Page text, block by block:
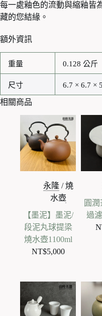
每一處釉色的流動與縮釉皆
藏的您結緣。
額外資訊
重量 0.128 公斤
尺寸 6.7 × 6.7 ×
相關商品
永隆/燒
水壺
【墨泥】墨泥/
段泥丸球提梁
燒水壺1100ml
NT$5,000
圓
過